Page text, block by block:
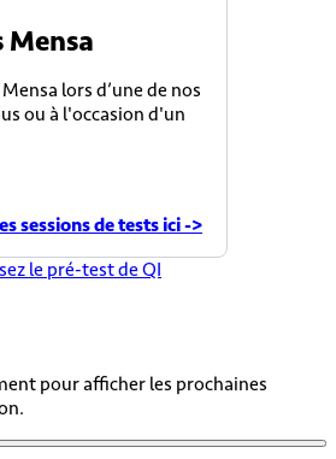
Mensa
lors d’une de nos
ou à l'occasion d'un
sessions de tests ici ->
le pré-test de QI
pour afficher les prochaines